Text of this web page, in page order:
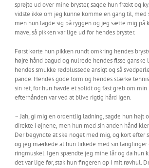
sprøjte ud over mine bryster, sagde hun frækt og
vidste ikke om jeg kunne komme en gang til,
men hun lagde sig på ryggen og jeg sætte mig på
mave, så pikken var lige ud for hendes bryster.
Først kørte hun pikken rundt omkring hendes
højre hånd bagud og nulrede hendes fisse ganske
hendes smukke rødblussede ansigt og så
pande. Hendes gode form og hendes stærke
sin ret, for hun havde et solidt og fast greb om min
efterhånden var ved at blive rigtig hård igen.
– Jah, gi mig en ordentlig ladning, sagde hun højt
direkte i øjnene, men hun med sin anden hånd
Der begyndte at ske noget med mig, og kort efter
og jeg mærkede at hun lirkede med sin
ringmuskel. Igen spændte jeg mine lår og da hun
det var lige før, stak hun fingeren op i mit røvhul.